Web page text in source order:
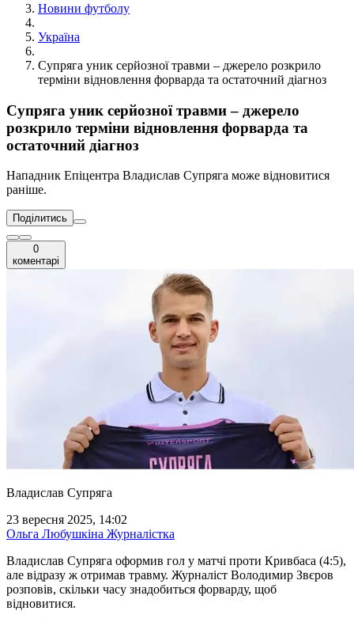
Новини футболу
Україна
Супряга уник серйозної травми – джерело розкрило
терміни відновлення форварда та остаточний діагноз
Супряга уник серйозної травми – джерело
розкрило терміни відновлення форварда та
остаточний діагноз
Нападник Епіцентра Владислав Супряга може відновитися
раніше.
Поділитись
0
коментарі
Владислав Супряга
23 вересня 2025, 14:02
Ольга Любушкіна Журналістка
Владислав Супряга оформив гол у матчі проти Кривбаса (4:5),
але відразу ж отримав травму. Журналіст Володимир Звєров
розповів, скільки часу знадобиться форварду, щоб
відновитися.